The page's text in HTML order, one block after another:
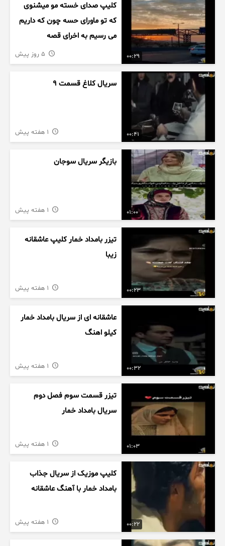
00:29
کلیپ صدای خسته مو میشنوی
که تو ماورای حسه چون که داریم
می رسیم به اخرای قصه
00:41
سریال کلاغ قسمت 9
01:00
بازیگر سریال سوجان
00:23
تیزر بامداد خمار کلیپ عاشقانه
زیبا
00:32
عاشقانه ای از سریال بامداد خمار
کیلو اهنگ
01:03
تیزر قسمت سوم فصل دوم
سریال بامداد خمار
00:22
کلیپ موزیک از سریال جذاب
بامداد خمار با آهنگ عاشقانه